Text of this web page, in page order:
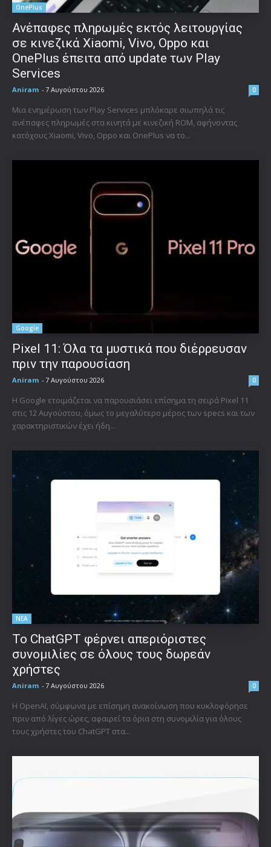
OnePlus
Ανέπαφες πληρωμές εκτός λειτουργίας
σε κινεζικά Xiaomi, Vivo, Oppo και
OnePlus έπειτα από update των Play
Services
Aniram - 7 Αυγούστου 2026 0
Μια ενημέρωση των Play Services μπλόκαρε σιωπηλά τις
ανέπαφες πληρωμές στα κινητά με κινεζική ROM, αφήνοντας
κατόχους Xiaomi, Vivo, Oppo και OnePlus να το...
Google
Pixel 11: Όλα τα μυστικά που διέρρευσαν
πριν την παρουσίαση
Aniram - 7 Αυγούστου 2026 0
Η Google ετοιμάζεται να παρουσιάσει επίσημα τη σειρά Pixel 11
στις 12 Αυγούστου, όμως το μεγαλύτερο μέρος των specs και των
χαρακτηριστικών έχει ήδη...
ΝΕΑ
Το ChatGPT φέρνει απεριόριστες
συνομιλίες σε όλους τους δωρεάν
χρήστες
Aniram - 7 Αυγούστου 2026 0
Η OpenAI, σύμφωνα με επίσημη ανακοίνωση που κυκλοφόρησε
πριν από λίγες ώρες, αφαιρεί τα όρια στη συνομιλία για όλους
τους χρήστες του ChatGPT στα...